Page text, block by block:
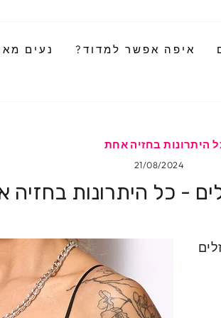
איפה אפשר למדוד? נעים
היתרונות בחזיה אחת
21/08/2024
- כל היתרונות בחזיה